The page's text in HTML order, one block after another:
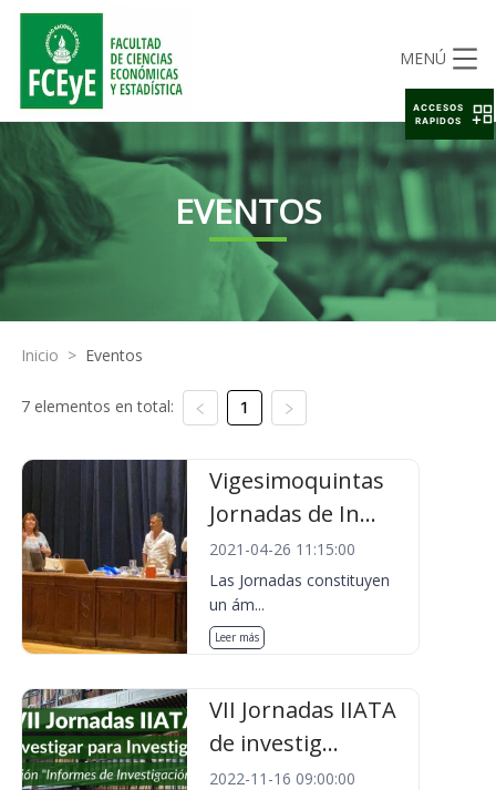
MENÚ
EVENTOS
Inicio > Eventos
7 elementos en total: 1
Vigesimoquintas
Jornadas de In...
2021-04-26 11:15:00
Las Jornadas constituyen
un ám...
Leer más
VII Jornadas IIATA
de investig...
2022-11-16 09:00:00
ACCESOS
RAPIDOS